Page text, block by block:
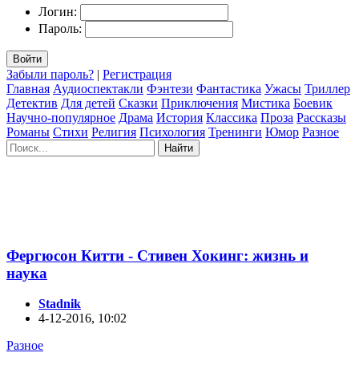
Логин:
Пароль:
Войти
Забыли пароль? | Регистрация
Главная Аудиоспектакли Фэнтези Фантастика Ужасы Триллер
Детектив Для детей Сказки Приключения Мистика Боевик
Научно-популярное Драма История Классика Проза Рассказы
Романы Стихи Религия Психология Тренинги Юмор Разное
Найти
Фергюсон Китти - Стивен Хокинг: жизнь и
наука
Stadnik
4-12-2016, 10:02
Разное